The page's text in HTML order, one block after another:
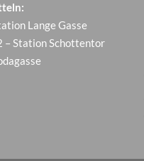
Lange Gasse
– Station Schottentor